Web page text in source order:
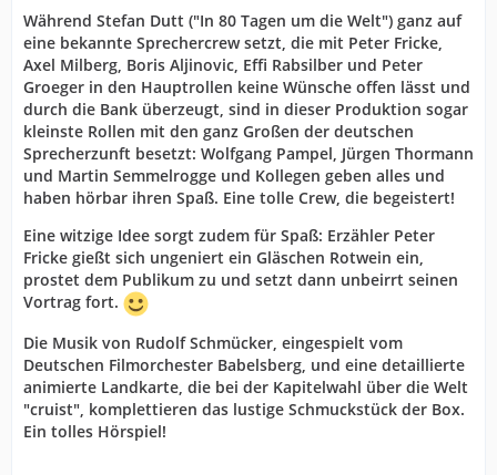
Während Stefan Dutt ("In 80 Tagen um die Welt") ganz auf
eine bekannte Sprechercrew setzt, die mit Peter Fricke,
Axel Milberg, Boris Aljinovic, Effi Rabsilber und Peter
Groeger in den Hauptrollen keine Wünsche offen lässt und
durch die Bank überzeugt, sind in dieser Produktion sogar
kleinste Rollen mit den ganz Großen der deutschen
Sprecherzunft besetzt: Wolfgang Pampel, Jürgen Thormann
und Martin Semmelrogge und Kollegen geben alles und
haben hörbar ihren Spaß. Eine tolle Crew, die begeistert!
Eine witzige Idee sorgt zudem für Spaß: Erzähler Peter
Fricke gießt sich ungeniert ein Gläschen Rotwein ein,
prostet dem Publikum zu und setzt dann unbeirrt seinen
Vortrag fort.
Die Musik von Rudolf Schmücker, eingespielt vom
Deutschen Filmorchester Babelsberg, und eine detaillierte
animierte Landkarte, die bei der Kapitelwahl über die Welt
"cruist", komplettieren das lustige Schmuckstück der Box.
Ein tolles Hörspiel!